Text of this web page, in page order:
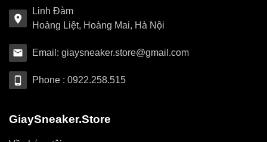
Linh Đàm
Hoàng Liệt, Hoàng Mai, Hà Nội
Email: giaysneaker.store@gmail.com
Phone : 0922.258.515
GiaySneaker.Store